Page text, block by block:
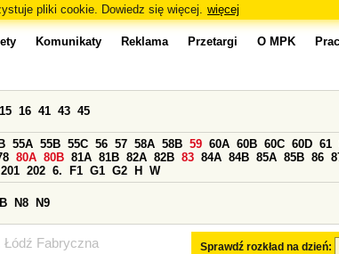
pliki cookie. Dowiedz się więcej. więcej
Łódź Fabryczna
Komunikaty Reklama Przetargi O MPK
Sprawdź rozkład na dzień:
15 16 41 43 45
55A 55B 55C 56 57 58A 58B 59 60A 60B 60C 60D 61
80A 80B 81A 81B 82A 82B 83 84A 84B 85A 85B 86
201 202 6. F1 G1 G2 H W
N8 N9